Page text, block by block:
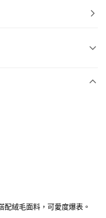
戶可立即使用無須另外申請。
立後會自動跳轉到大哥付的交易
、繳款截止日，確認付款後即完
後續交易確認頁面所載為準。
遇審核未通過，訂單將自動取
運費
配絨毛面料，可愛度爆表。